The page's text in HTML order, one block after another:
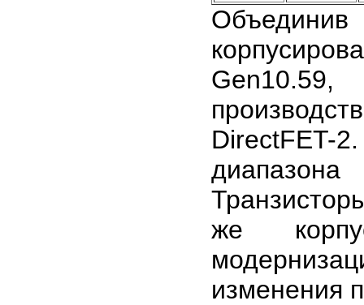
DirectFET-
же
изменения